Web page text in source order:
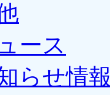
ース
らせ情報